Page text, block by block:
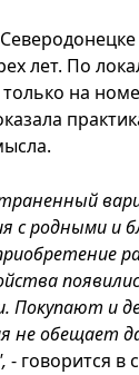
лет. По
на
с родными и
Покупают и
не обещает
- говорится в